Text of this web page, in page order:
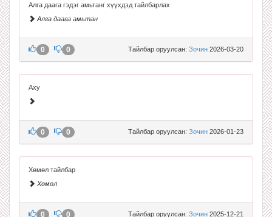
Алга даага гэдэг амьтанг хүүхдэд тайлбарлах
Алга даага амьтан
Тайлбар оруулсан: Зочин 2026-03-20
0 0
Аху
Тайлбар оруулсан: Зочин 2026-01-23
0 0
Хөмөл тайлбар
Хөмөл
Тайлбар оруулсан: Зочин 2025-12-21
0 0